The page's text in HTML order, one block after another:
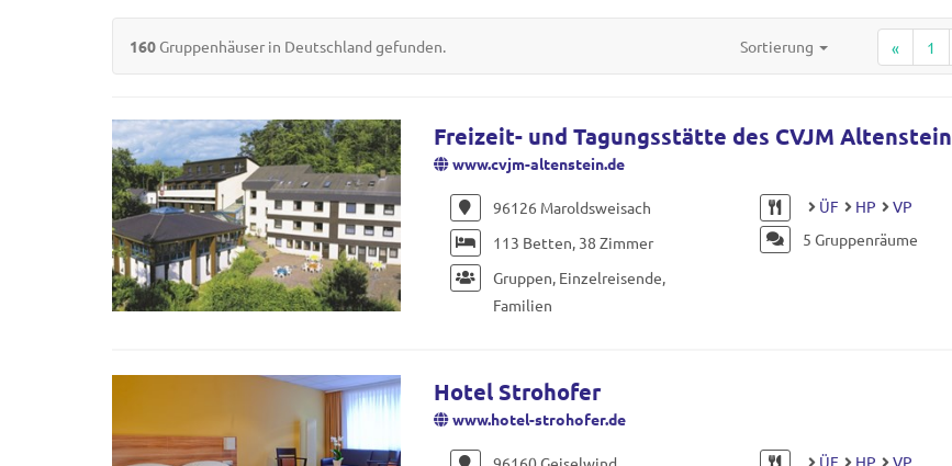
160 Gruppenhäuser in Deutschland gefunden. « 1
Sortierung
Freizeit- und Tagungsstätte des CVJM Altenstein
www.cvjm-altenstein.de
96126 Maroldsweisach
113 Betten, 38 Zimmer
Gruppen, Einzelreisende,
Familien
ÜF HP
VP
5 Gruppenräume
Hotel Strohofer
www.hotel-strohofer.de
ÜF HP
VP